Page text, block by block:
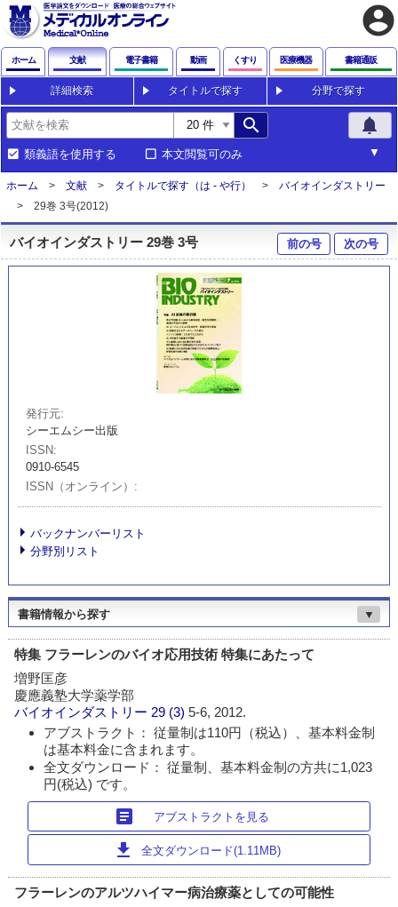
account_circle
ホーム 文献 電子書籍 動画 くすり 医療機器 書籍通販
詳細検索 タイトルで探す 分野で探す
search notifications
類義語を使用する 本文閲覧可のみ
ホーム 文献 タイトルで探す（は - や行）
バイオインダストリー
29巻 3号(2012)
バイオインダストリー 29巻 3号 前の号 次の号
発行元
シーエムシー出版
ISSN
0910-6545
ISSN（オンライン）
バックナンバーリスト
分野別リスト
書籍情報から探す ▼
特集 フラーレンのバイオ応用技術 特集にあたって
増野匡彦
慶應義塾大学薬学部
バイオインダストリー 29 (3)5-6, 2012.
アブストラクト： 従量制は110円（税込）、基本料金制
は基本料金に含まれます。
全文ダウンロード： 従量制、基本料金制の方共に1,023
円(税込) です。
article アブストラクトを見る
download 全文ダウンロード(1.11MB)
フラーレンのアルツハイマー病治療薬としての可能性